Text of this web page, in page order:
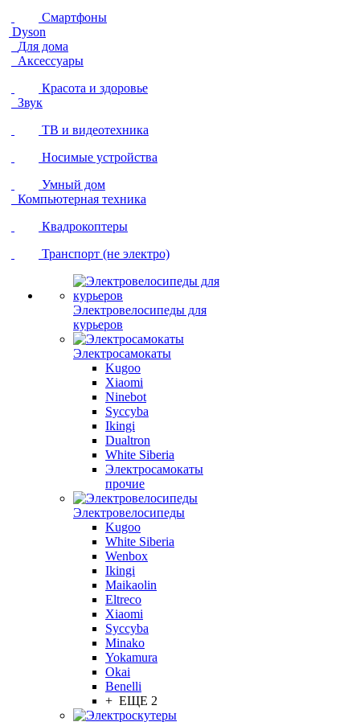
Смартфоны
Dyson
Для дома
Аксессуары
Красота и здоровье
Звук
ТВ и видеотехника
Носимые устройства
Умный дом
Компьютерная техника
Квадрокоптеры
Транспорт (не электро)
Электровелосипеды для
курьеров
Электросамокаты
Kugoo
Xiaomi
Ninebot
Syccyba
Ikingi
Dualtron
White Siberia
Электросамокаты
прочие
Электровелосипеды
Kugoo
White Siberia
Wenbox
Ikingi
Maikaolin
Eltreco
Xiaomi
Syccyba
Minako
Yokamura
Okai
Benelli
+ ЕЩЕ 2